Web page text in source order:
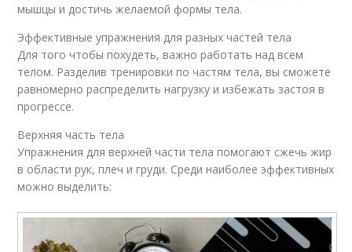
мышцы и достичь желаемой формы тела.
Эффективные упражнения для разных частей тела
Для того чтобы похудеть, важно работать над всем
телом. Разделив тренировки по частям тела, вы сможете
равномерно распределить нагрузку и избежать застоя в
прогрессе.
Верхняя часть тела
Упражнения для верхней части тела помогают сжечь жир
в области рук, плеч и груди. Среди наиболее эффективных
можно выделить: